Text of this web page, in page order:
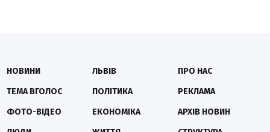
НОВИНИ
ТЕМА ВГОЛОС
ФОТО-ВІДЕО
ЛЬВІВ
ПОЛІТИКА
ЕКОНОМІКА
ПРО НАС
РЕКЛАМА
АРХІВ НОВИН